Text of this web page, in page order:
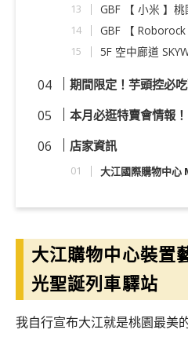
GBF 【 小米 】
GBF 【 Roborock
5F 空中廊道
期間限定！芋頭控必吃
本月必逛特賣會情報！
店家資訊
大江國際購物中
大江購物中心裝置
光聖誕列車驛站
我自行宣布大江就是桃園最美